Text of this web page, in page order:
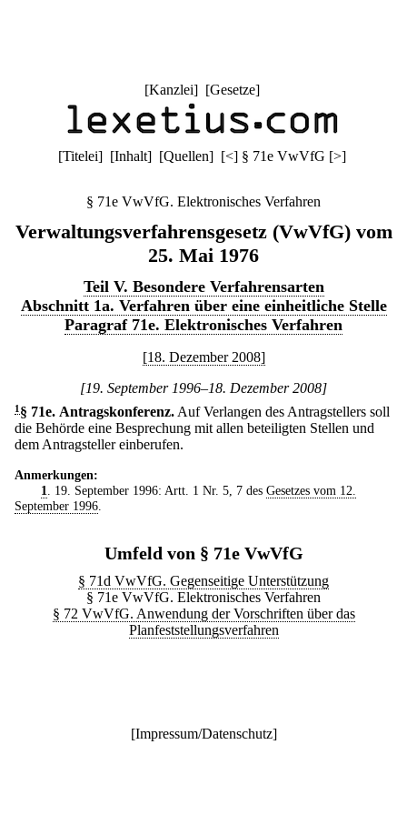
[Kanzlei] [Gesetze]
[Titelei] [Inhalt] [Quellen] [<] § 71e VwVfG [>]
§ 71e VwVfG. Elektronisches Verfahren
Verwaltungsverfahrensgesetz (VwVfG) vom
25. Mai 1976
Teil V. Besondere Verfahrensarten
Abschnitt 1a. Verfahren über eine einheitliche Stelle
Paragraf 71e. Elektronisches Verfahren
[18. Dezember 2008]
[19. September 1996–18. Dezember 2008]
1 § 71e. Antragskonferenz. Auf Verlangen des Antragstellers soll
die Behörde eine Besprechung mit allen beteiligten Stellen und
dem Antragsteller einberufen.
Anmerkungen:
1
. 19. September 1996: Artt. 1 Nr. 5, 7 des Gesetzes vom 12.
September 1996
Umfeld von § 71e VwVfG
§ 71d VwVfG. Gegenseitige Unterstützung
§ 71e VwVfG. Elektronisches Verfahren
§ 72 VwVfG. Anwendung der Vorschriften über das
Planfeststellungsverfahren
[Impressum/Datenschutz]